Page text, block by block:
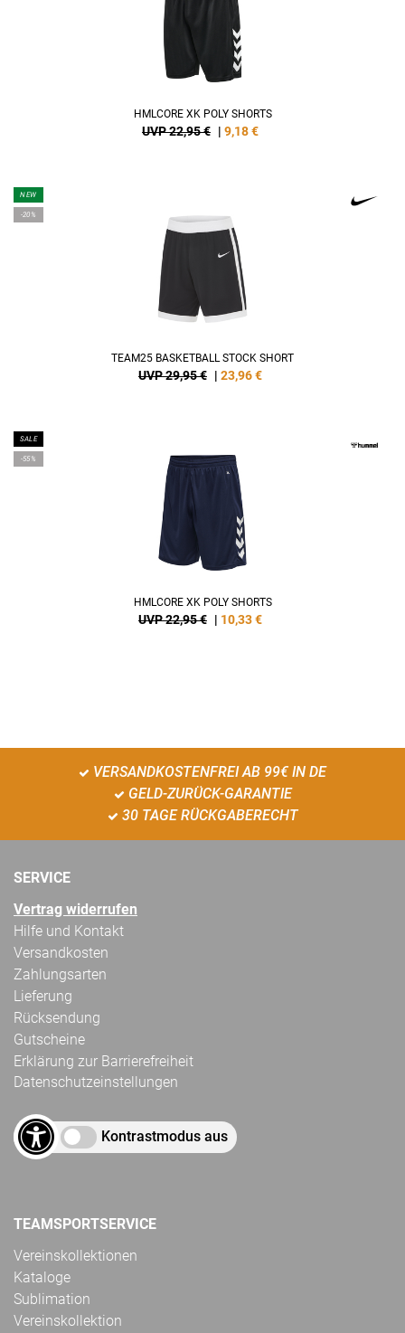
HMLCORE XK POLY SHORTS
UVP 22,95 € | 9,18€
NEW
-20%
TEAM25 BASKETBALL STOCK SHORT
UVP 29,95 € | 23,96€
SALE
-55%
HMLCORE XK POLY SHORTS
UVP 22,95 € | 10,33€
VERSANDKOSTENFREI AB 99€ IN DE
GELD-ZURÜCK-GARANTIE
30 TAGE RÜCKGABERECHT
SERVICE
Vertrag widerrufen
Hilfe und Kontakt
Versandkosten
Zahlungsarten
Lieferung
Rücksendung
Gutscheine
Erklärung zur Barrierefreiheit
Datenschutzeinstellungen
Kontrastmodus aus
TEAMSPORTSERVICE
Vereinskollektionen
Kataloge
Sublimation
Vereinskollektion